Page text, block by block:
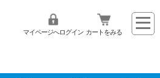
マイページへログイン カートをみる